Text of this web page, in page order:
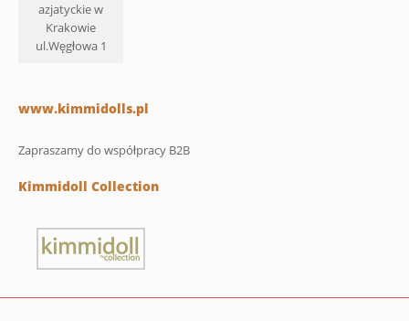
azjatyckie w
Krakowie
ul.Węgłowa 1
www.kimmidolls.pl
Zapraszamy do współpracy B2B
Kimmidoll Collection